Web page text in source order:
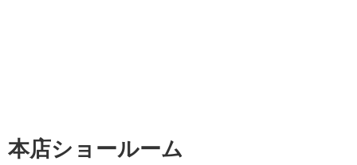
本店ショールーム